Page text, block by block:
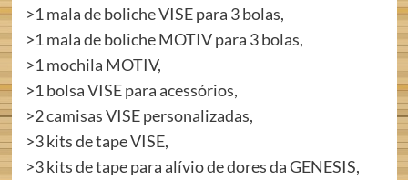
>1 mala de boliche VISE para 3 bolas,
>1 mala de boliche MOTIV para 3 bolas,
>1 mochila MOTIV,
>1 bolsa VISE para acessórios,
>2 camisas VISE personalizadas,
>3 kits de tape VISE,
>3 kits de tape para alívio de dores da GENESIS,